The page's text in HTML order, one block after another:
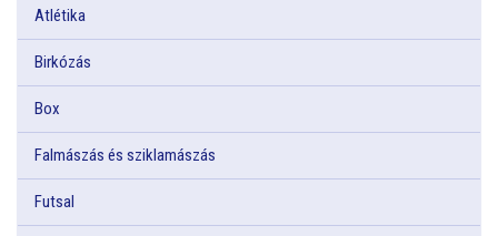
Atlétika
Birkózás
Box
Falmászás és sziklamászás
Futsal